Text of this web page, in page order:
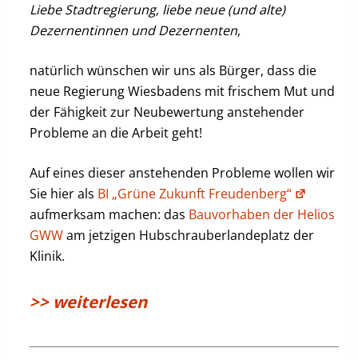
Liebe Stadtregierung, liebe neue (und alte)
Dezernentinnen und Dezernenten,
natürlich wünschen wir uns als Bürger, dass die
neue Regierung Wiesbadens mit frischem Mut und
der Fähigkeit zur Neubewertung anstehender
Probleme an die Arbeit geht!
Auf eines dieser anstehenden Probleme wollen wir
Sie hier als BI „Grüne Zukunft Freudenberg“
aufmerksam machen: das Bauvorhaben der Helios
GWWam jetzigen Hubschrauberlandeplatz der
Klinik.
>> weiterlesen